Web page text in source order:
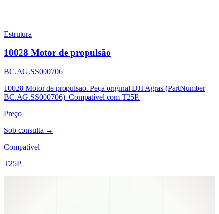
Estrutura
10028 Motor de propulsão
BC.AG.SS000706
10028 Motor de propulsão. Peça original DJI Agras (PartNumber
BC.AG.SS000706). Compatível com T25P.
Preço
Sob consulta →
Compatível
T25P